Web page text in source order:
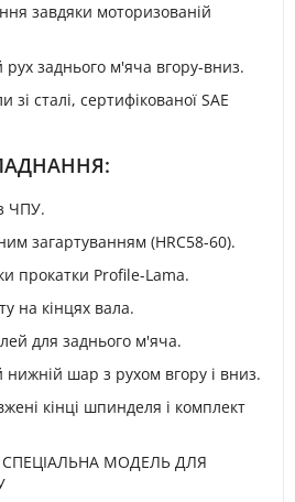
завдяки моторизованій
заднього м'яча вгору-вниз.
зі сталі, сертифікованої SAE
ЧПУ.
загартуванням (HRC58-60).
прокатки Profile-Lama.
на кінцях вала.
для заднього м'яча.
шар з рухом вгору і вниз.
кінці шпинделя і комплект
СПЕЦІАЛЬНА МОДЕЛЬ ДЛЯ